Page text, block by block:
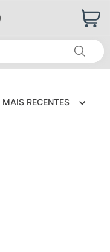
MAIS RECENTES